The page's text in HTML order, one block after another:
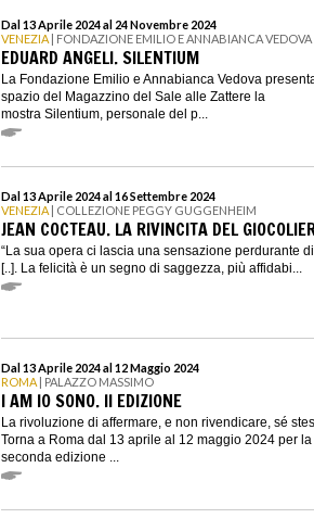
Dal 13 Aprile 2024 al 24 Novembre 2024
VENEZIA | FONDAZIONE EMILIO E ANNABIANCA VEDOVA
EDUARD ANGELI. SILENTIUM
La Fondazione Emilio e Annabianca Vedova
spazio del Magazzino del Sale alle Zattere la
mostra Silentium, personale del p...
Dal 13 Aprile 2024 al 16 Settembre 2024
VENEZIA | COLLEZIONE PEGGY GUGGENHEIM
JEAN COCTEAU. LA RIVINCITA DEL
“La sua opera ci lascia una sensazione perdurante
[..]. La felicità è un segno di saggezza, più affidabi...
Dal 13 Aprile 2024 al 12 Maggio 2024
ROMA | PALAZZO MASSIMO
I AM IO SONO. II EDIZIONE
La rivoluzione di affermare, e non rivendicare, sé
Torna a Roma dal 13 aprile al 12 maggio 2024 per la
seconda edizione ...